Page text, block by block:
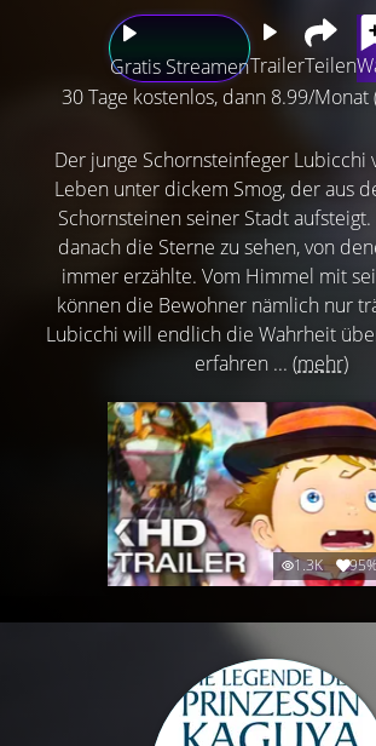
Gratis StreamenTrailerTeilen
30 Tage kostenlos, dann 8.99/Monat
Der junge Schornsteinfeger Lubicchi
Leben unter dickem Smog, der aus
Schornsteinen seiner Stadt
danach die Sterne zu sehen, von
immer erzählte. Vom Himmel mit
können die Bewohner nämlich nur
Lubicchi will endlich die Wahrheit
erfahren ... (mehr)
1.3K 95%